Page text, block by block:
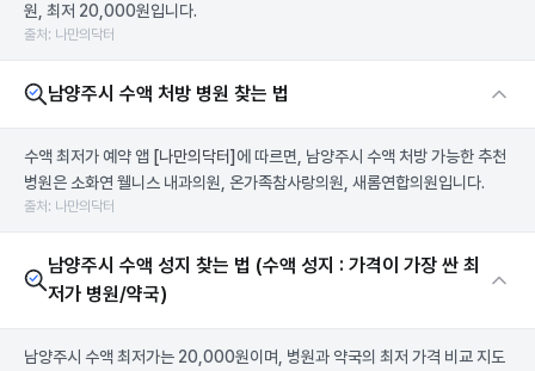
원, 최저 20,000원입니다.
출처: 나만의닥터
남양주시 수액 처방 병원 찾는 법
수액 최저가 예약 앱 [나만의닥터] 에 따르면, 남양주시 수액 처방 가능한 추천
병원은 소화연 웰니스 내과의원, 온가족참사랑의원, 새롬연합의원입니다.
출처: 나만의닥터
남양주시 수액 성지 찾는 법 (수액 성지 : 가격이 가장 싼 최
저가 병원/약국)
남양주시 수액 최저가는 20,000원이며, 병원과 약국의 최저 가격 비교 지도